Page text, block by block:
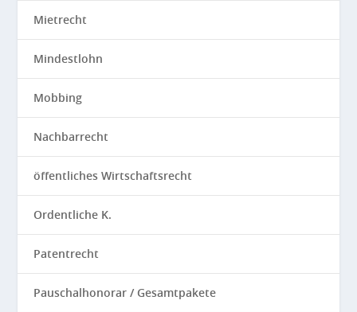
Mietrecht
Mindestlohn
Mobbing
Nachbarrecht
öffentliches Wirtschaftsrecht
Ordentliche K.
Patentrecht
Pauschalhonorar / Gesamtpakete